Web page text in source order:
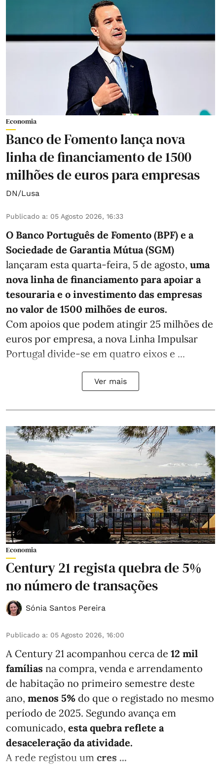
Economia
Banco de Fomento lança nova
linha de financiamento de 1500
milhões de euros para empresas
DN/Lusa
Publicado a: 05 Agosto 2026, 16:33
O Banco Português de Fomento (BPF) e a
Sociedade de Garantia Mútua (SGM)
lançaram esta quarta-feira, 5 de agosto, uma
nova linha de financiamento para apoiar a
tesouraria e o investimento das empresas
no valor de 1500 milhões de euros.
Com apoios que podem atingir 25 milhões de
euros por empresa, a nova Linha Impulsar
Portugal divide-se em quatro eixos e ...
Ver mais
Economia
Century 21 regista quebra de 5%
no número de transações
Sónia Santos Pereira
Publicado a: 05 Agosto 2026, 16:00
A Century 21 acompanhou cerca de 12 mil
famílias na compra, venda e arrendamento
de habitação no primeiro semestre deste
ano, menos 5% do que o registado no mesmo
período de 2025. Segundo avança em
comunicado, esta quebra reflete a
desaceleração da atividade.
A rede registou um cres ...